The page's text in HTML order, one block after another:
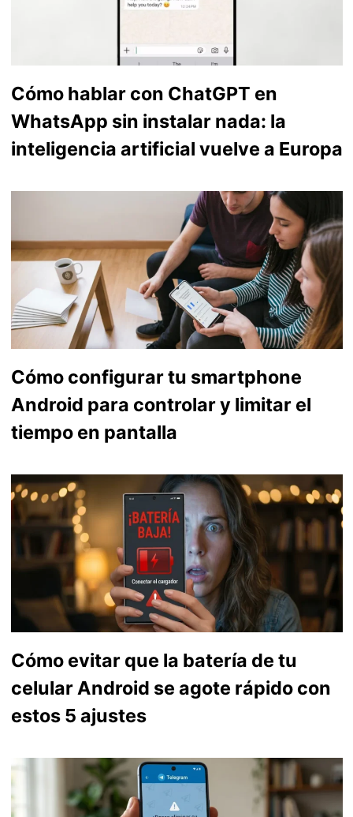
Cómo hablar con ChatGPT en
WhatsApp sin instalar nada: la
inteligencia artificial vuelve a Europa
Cómo configurar tu smartphone
Android para controlar y limitar el
tiempo en pantalla
Cómo evitar que la batería de tu
celular Android se agote rápido con
estos 5 ajustes